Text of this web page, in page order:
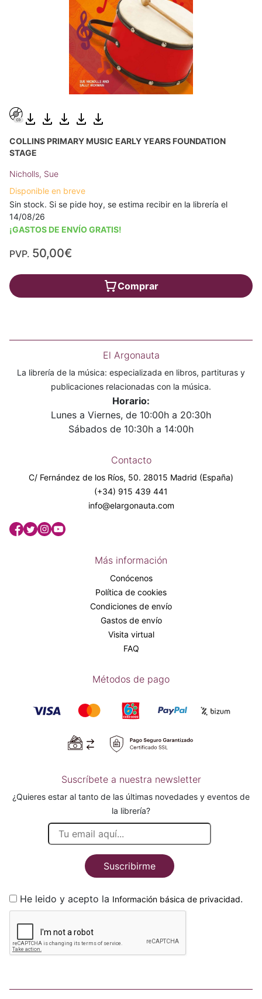
COLLINS PRIMARY MUSIC EARLY YEARS FOUNDATION
STAGE
Nicholls, Sue
Disponible en breve
Sin stock. Si se pide hoy, se estima recibir en la librería el
14/08/26
¡GASTOS DE ENVÍO GRATIS!
PVP. 50,00€
Comprar
El Argonauta
La librería de la música: especializada en libros, partituras y
publicaciones relacionadas con la música.
Horario:
Lunes a Viernes, de 10:00h a 20:30h
Sábados de 10:30h a 14:00h
Contacto
C/ Fernández de los Ríos, 50. 28015 Madrid (España)
(+34) 915 439 441
info@elargonauta.com
Más información
Conócenos
Política de cookies
Condiciones de envío
Gastos de envío
Visita virtual
FAQ
Métodos de pago
Suscríbete a nuestra newsletter
¿Quieres estar al tanto de las últimas novedades y eventos de
la librería?
Suscribirme
He leido y acepto la Información básica de privacidad.